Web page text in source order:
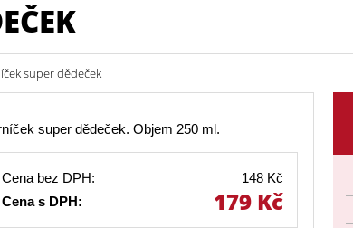
super dědeček
super dědeček. Objem 250 ml.
Cena bez DPH:
148 Kč
Cena s DPH:
179 Kč